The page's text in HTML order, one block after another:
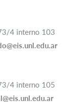
4 interno 103
4 interno 105